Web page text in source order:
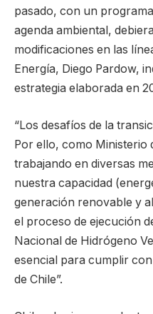
pasado, con un
agenda ambiental,
modificaciones en las
Energía, Diego Pardow,
estrategia elaborada en
“Los desafíos de la
Por ello, como Ministerio
trabajando en diversas
nuestra capacidad
generación renovable y
el proceso de ejecución
Nacional de Hidrógeno
esencial para cumplir
de Chile”.